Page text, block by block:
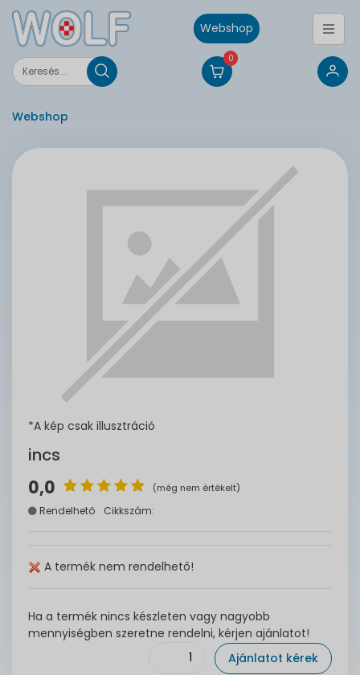
Webshop
0
Webshop
*A kép csak illusztráció
incs
0,0 (még nem értékelt)
Rendelhető Cikkszám:
A termék nem rendelhető!
Ha a termék nincs készleten vagy nagyobb
mennyiségben szeretne rendelni, kérjen ajánlatot!
Ajánlatot kérek